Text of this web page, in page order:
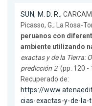
SUN, M. D. R.;
Picasso, G.; La Rosa-
peruanos con
ambiente utilizando
exactas y de la Tierra:
predicción 2. (pp. 120 -
Recuperado de:
https://
cias-exactas-y-de-